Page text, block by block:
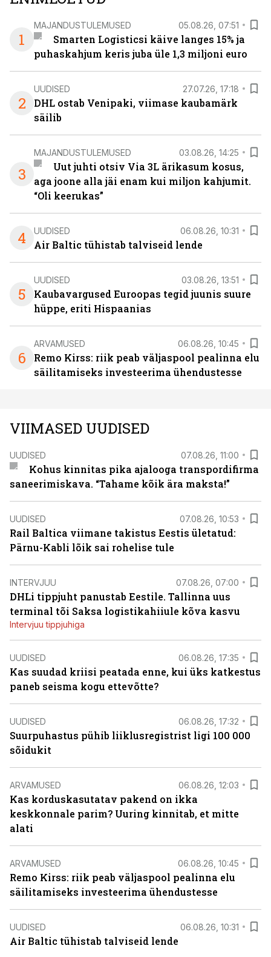
1
MAJANDUSTULEMUSED 05.08.26, 07:51
Smarten Logisticsi käive langes 15% ja
puhaskahjum keris juba üle 1,3 miljoni euro
2
UUDISED 27.07.26, 17:18
DHL ostab Venipaki, viimase kaubamärk
säilib
3
MAJANDUSTULEMUSED 03.08.26, 14:25
Uut juhti otsiv Via 3L ärikasum kosus,
aga joone alla jäi enam kui miljon kahjumit.
“Oli keerukas”
4 UUDISED 06.08.26, 10:31
Air Baltic tühistab talviseid lende
5
UUDISED 03.08.26, 13:51
Kaubavargused Euroopas tegid juunis suure
hüppe, eriti Hispaanias
6
ARVAMUSED 06.08.26, 10:45
Remo Kirss: riik peab väljaspool pealinna elu
säilitamiseks investeerima ühendustesse
VIIMASED UUDISED
UUDISED 07.08.26, 11:00
Kohus kinnitas pika ajalooga transpordifirma
saneerimiskava. “Tahame kõik ära maksta!”
UUDISED 07.08.26, 10:53
Rail Baltica viimane takistus Eestis ületatud:
Pärnu-Kabli lõik sai rohelise tule
INTERVJUU 07.08.26, 07:00
DHLi tippjuht panustab Eestile. Tallinna uus
terminal tõi Saksa logistikahiiule kõva kasvu
Intervjuu tippjuhiga
UUDISED 06.08.26, 17:35
Kas suudad kriisi peatada enne, kui üks katkestus
paneb seisma kogu ettevõtte?
UUDISED 06.08.26, 17:32
Suurpuhastus pühib liiklusregistrist ligi 100 000
sõidukit
ARVAMUSED 06.08.26, 12:03
Kas korduskasutatav pakend on ikka
keskkonnale parim? Uuring kinnitab, et mitte
alati
ARVAMUSED 06.08.26, 10:45
Remo Kirss: riik peab väljaspool pealinna elu
säilitamiseks investeerima ühendustesse
UUDISED 06.08.26, 10:31
Air Baltic tühistab talviseid lende